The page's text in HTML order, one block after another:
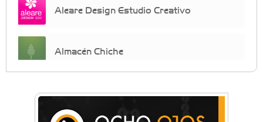
Aleare Design Estudio Creativo
Almacén Chiche
crecimiento personal